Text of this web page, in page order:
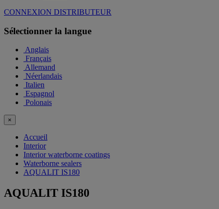
CONNEXION DISTRIBUTEUR
Sélectionner la langue
Anglais
Français
Allemand
Néerlandais
Italien
Espagnol
Polonais
×
Accueil
Interior
Interior waterborne coatings
Waterborne sealers
AQUALIT IS180
AQUALIT IS180